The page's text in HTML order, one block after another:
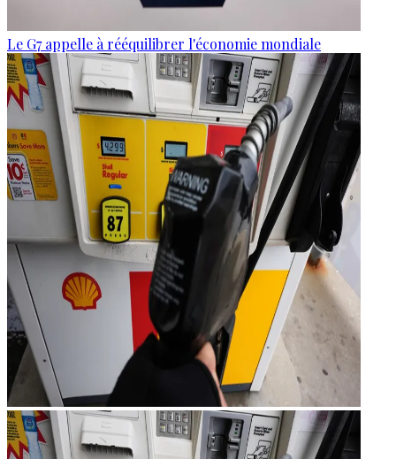
Le G7 appelle à rééquilibrer l'économie mondiale